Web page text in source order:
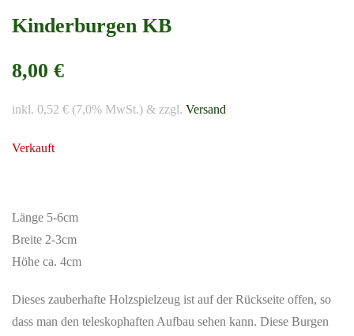
Kinderburgen KB
8,00 €
inkl. 0,52 € (7,0% MwSt.) & zzgl. Versand
Verkauft
Länge 5-6cm
Breite 2-3cm
Höhe ca. 4cm
Dieses zauberhafte Holzspielzeug ist auf der Rückseite offen, so
dass man den teleskophaften Aufbau sehen kann. Diese Burgen